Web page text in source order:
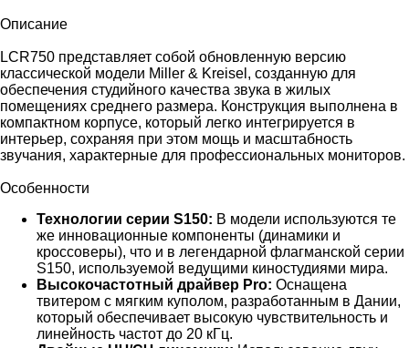
Описание
LCR750 представляет собой обновленную версию
классической модели Miller & Kreisel, созданную для
обеспечения студийного качества звука в жилых
помещениях среднего размера. Конструкция выполнена в
компактном корпусе, который легко интегрируется в
интерьер, сохраняя при этом мощь и масштабность
звучания, характерные для профессиональных мониторов.
Особенности
Технологии серии S150: В модели используются те
же инновационные компоненты (динамики и
кроссоверы), что и в легендарной флагманской серии
S150, используемой ведущими киностудиями мира.
Высокочастотный драйвер Pro: Оснащена
твитером с мягким куполом, разработанным в Дании,
который обеспечивает высокую чувствительность и
линейность частот до 20 кГц.